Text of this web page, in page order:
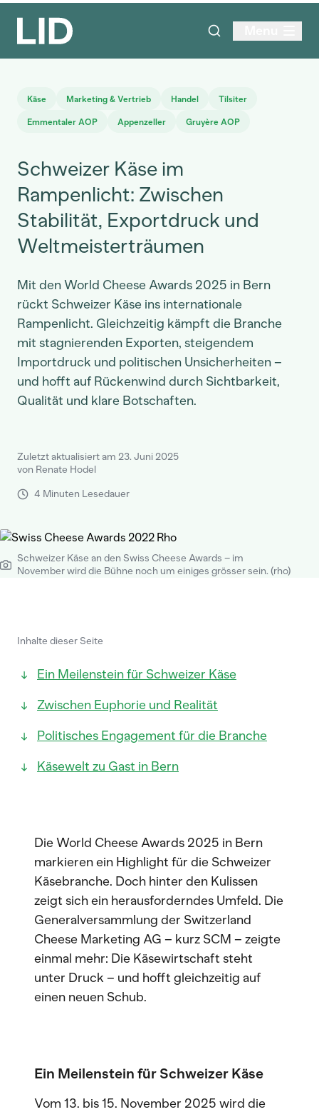
Käse Marketing & Vertrieb Handel Tilsiter
Emmentaler AOP Appenzeller Gruyère AOP
Schweizer Käse im
Rampenlicht: Zwischen
Stabilität, Exportdruck und
Weltmeisterträumen
Mit den World Cheese Awards 2025 in Bern
rückt Schweizer Käse ins internationale
Rampenlicht. Gleichzeitig kämpft die Branche
mit stagnierenden Exporten, steigendem
Importdruck und politischen Unsicherheiten –
und hofft auf Rückenwind durch Sichtbarkeit,
Qualität und klare Botschaften.
Zuletzt aktualisiert am 23. Juni 2025
von Renate Hodel
4 Minuten Lesedauer
Schweizer Käse an den Swiss Cheese Awards – im
November wird die Bühne noch um einiges grösser sein. (rho)
Inhalte dieser Seite
Ein Meilenstein für Schweizer Käse
Zwischen Euphorie und Realität
Politisches Engagement für die Branche
Käsewelt zu Gast in Bern
Die World Cheese Awards 2025 in Bern
markieren ein Highlight für die Schweizer
Käsebranche. Doch hinter den Kulissen
zeigt sich ein herausforderndes Umfeld. Die
Generalversammlung der Switzerland
Cheese Marketing AG – kurz SCM – zeigte
einmal mehr: Die Käsewirtschaft steht
unter Druck – und hofft gleichzeitig auf
einen neuen Schub.
Ein Meilenstein für Schweizer Käse
Vom 13. bis 15. November 2025 wird die